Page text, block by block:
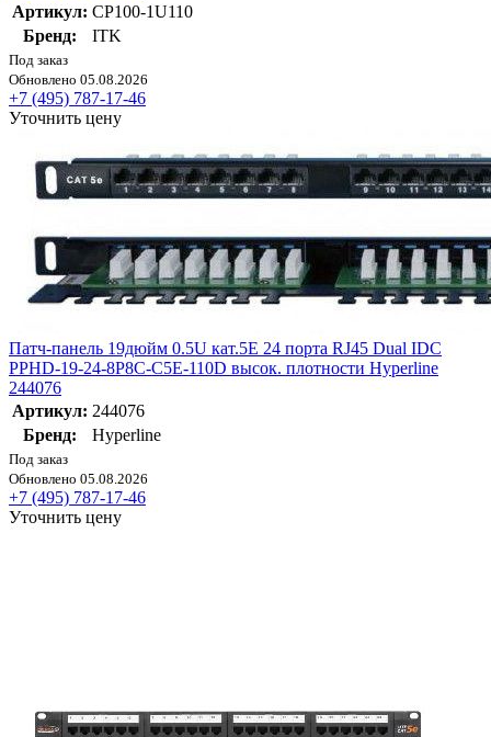
Артикул: CP100-1U110
Бренд:
ITK
Под заказ
Обновлено 05.08.2026
+7 (495) 787-17-46
Уточнить цену
Патч-панель 19дюйм 0.5U кат.5E 24 порта RJ45 Dual IDC
PPHD-19-24-8P8C-C5E-110D высок. плотности Hyperline
244076
Артикул: 244076
Бренд:
Hyperline
Под заказ
Обновлено 05.08.2026
+7 (495) 787-17-46
Уточнить цену